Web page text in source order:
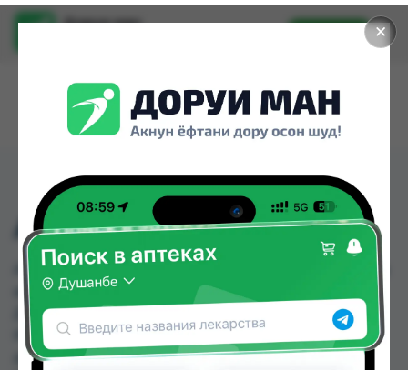
✕
Доруи ман
Установить
АМОКСИКЛАВ 875
АМОКСИКЛАВ 875 можно купить или заказать в
аптеках, Аптека Нур (Nur), Арча, АСРИ НЕК 80,
Дору Фарм №6, Дору фарм №7, Дорухона
Имтиёз, Дорухона Океан по цене от 68.00 TJS
до 90.00 TJS в Душанбе и других городах